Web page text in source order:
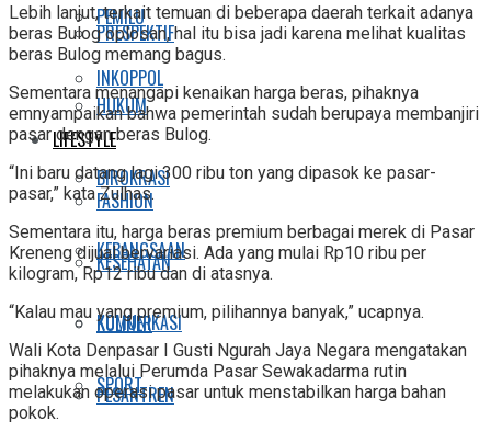
PEMILU
INKOPPOL
LIFESTYLE
FASHION
KESEHATAN
KULINER
SPORT
PRESPEKTIF
HUKUM
BIROKRASI
KEBANGSAAN
KOMUNIKASI
PESANTREN
Lebih lanjut, terkait temuan di beberapa daerah terkait adanya
beras Bulog oplosan, hal itu bisa jadi karena melihat kualitas
beras Bulog memang bagus.
Sementara menangapi kenaikan harga beras, pihaknya
emnyampaikan bahwa pemerintah sudah berupaya membanjiri
pasar dengan beras Bulog.
“Ini baru datang lagi 300 ribu ton yang dipasok ke pasar-
pasar,” kata Zulhas.
Sementara itu, harga beras premium berbagai merek di Pasar
Kreneng dijual bervariasi. Ada yang mulai Rp10 ribu per
kilogram, Rp12 ribu dan di atasnya.
“Kalau mau yang premium, pilihannya banyak,” ucapnya.
Wali Kota Denpasar I Gusti Ngurah Jaya Negara mengatakan
pihaknya melalui Perumda Pasar Sewakadarma rutin
melakukan operasi pasar untuk menstabilkan harga bahan
pokok.